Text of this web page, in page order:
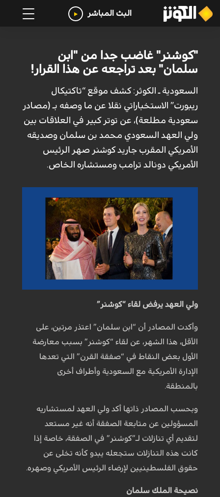
البث المباشر
"كوشنر" غاضب جدا من "ابن
سلمان" بعد تراجعه عن هذا القرار!
السعودية ـ الكوثر: كشف موقع “تاكتيكال
ريبورت” الاستخباراتي نقلا عن ما وصفه بـ (مصادر
سعودية مطلعة)، عن توتر كبير في العلاقات بين
ولي العهد السعودي محمد بن سلمان وصديقه
الأمريكي المقرب جاريد كوشنر صهر الرئيس
الأمريكي دونالد ترامب ومستشاره الخاص.
ولي العهد يرفض لقاء “كوشنر”
وأكدت المصادر أن “ابن سلمان” اعتذر مرتين، على
الأقل، هذا الشهر، عن لقاء “كوشنر” بسبب معارضة
الأول بعض النقاط في “صفقة القرن” التي تعدها
الإدارة الأمريكية مع السعودية وأطراف أخرى
بالمنطقة.
وبحسب المصادر ذاتها أكد ولي العهد لمستشاريه
المسؤولين عن متابعة الصفقة أنه غير مستعد
لتقديم أي تنازلات لـ”كوشنر” في الصفقة، خاصة إذا
كانت هذه التنازلات ستجعله يبدو كأنه تخلى عن
حقوق الفلسطينيين لإرضاء الرئيس الأمريكي وصهره.
نصيحة الملك سلمان